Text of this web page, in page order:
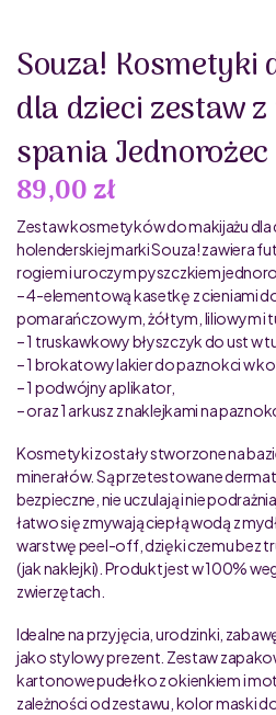
Souza! Kosmetyki
dla dzieci zestaw
spania Jednorożec
89,00 zł
Zestaw kosmetyków do makijażu dla
holenderskiej marki Souza! zawiera
rogiem i uroczym pyszczkiem
– 4-elementową kasetkę z cieniami
pomarańczowym, żółtym, liliowym i
– 1 truskawkowy błyszczyk do ust w
– 1 brokatowy lakier do paznokci w
– 1 podwójny aplikator,
– oraz 1 arkusz z naklejkami na
Kosmetyki zostały stworzone na
minerałów. Są przetestowane
bezpieczne, nie uczulają i nie
łatwo się zmywają ciepłą wodą z
warstwę peel-off, dzięki czemu bez
(jak naklejki). Produkt jest w 100%
zwierzętach.
Idealne na przyjęcia, urodzinki,
jako stylowy prezent. Zestaw
kartonowe pudełko z okienkiem i
zależności od zestawu, kolor maski